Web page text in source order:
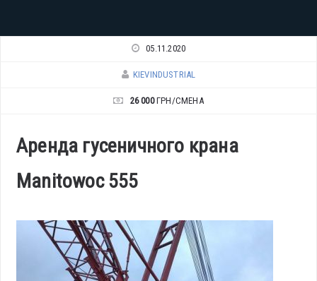
05.11.2020
KIEVINDUSTRIAL
26 000 ГРН/СМЕНА
Аренда гусеничного крана
Manitowoc 555